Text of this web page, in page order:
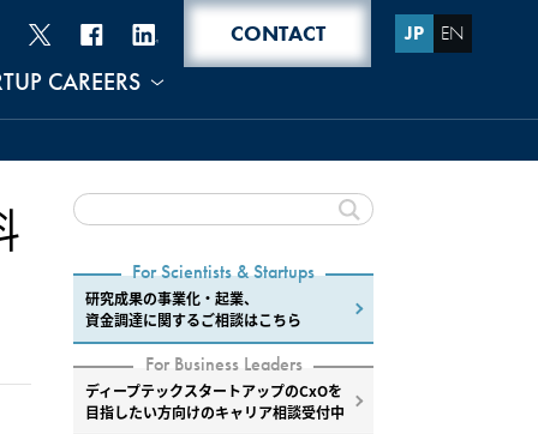
CAREERS
CONTACT JP EN
For Scientists & Startups
研究成果の事業化・起業、
資金調達に関するご相談はこちら
For Business Leaders
ディープテックスタートアップのCxOを
目指したい方向けのキャリア相談受付中